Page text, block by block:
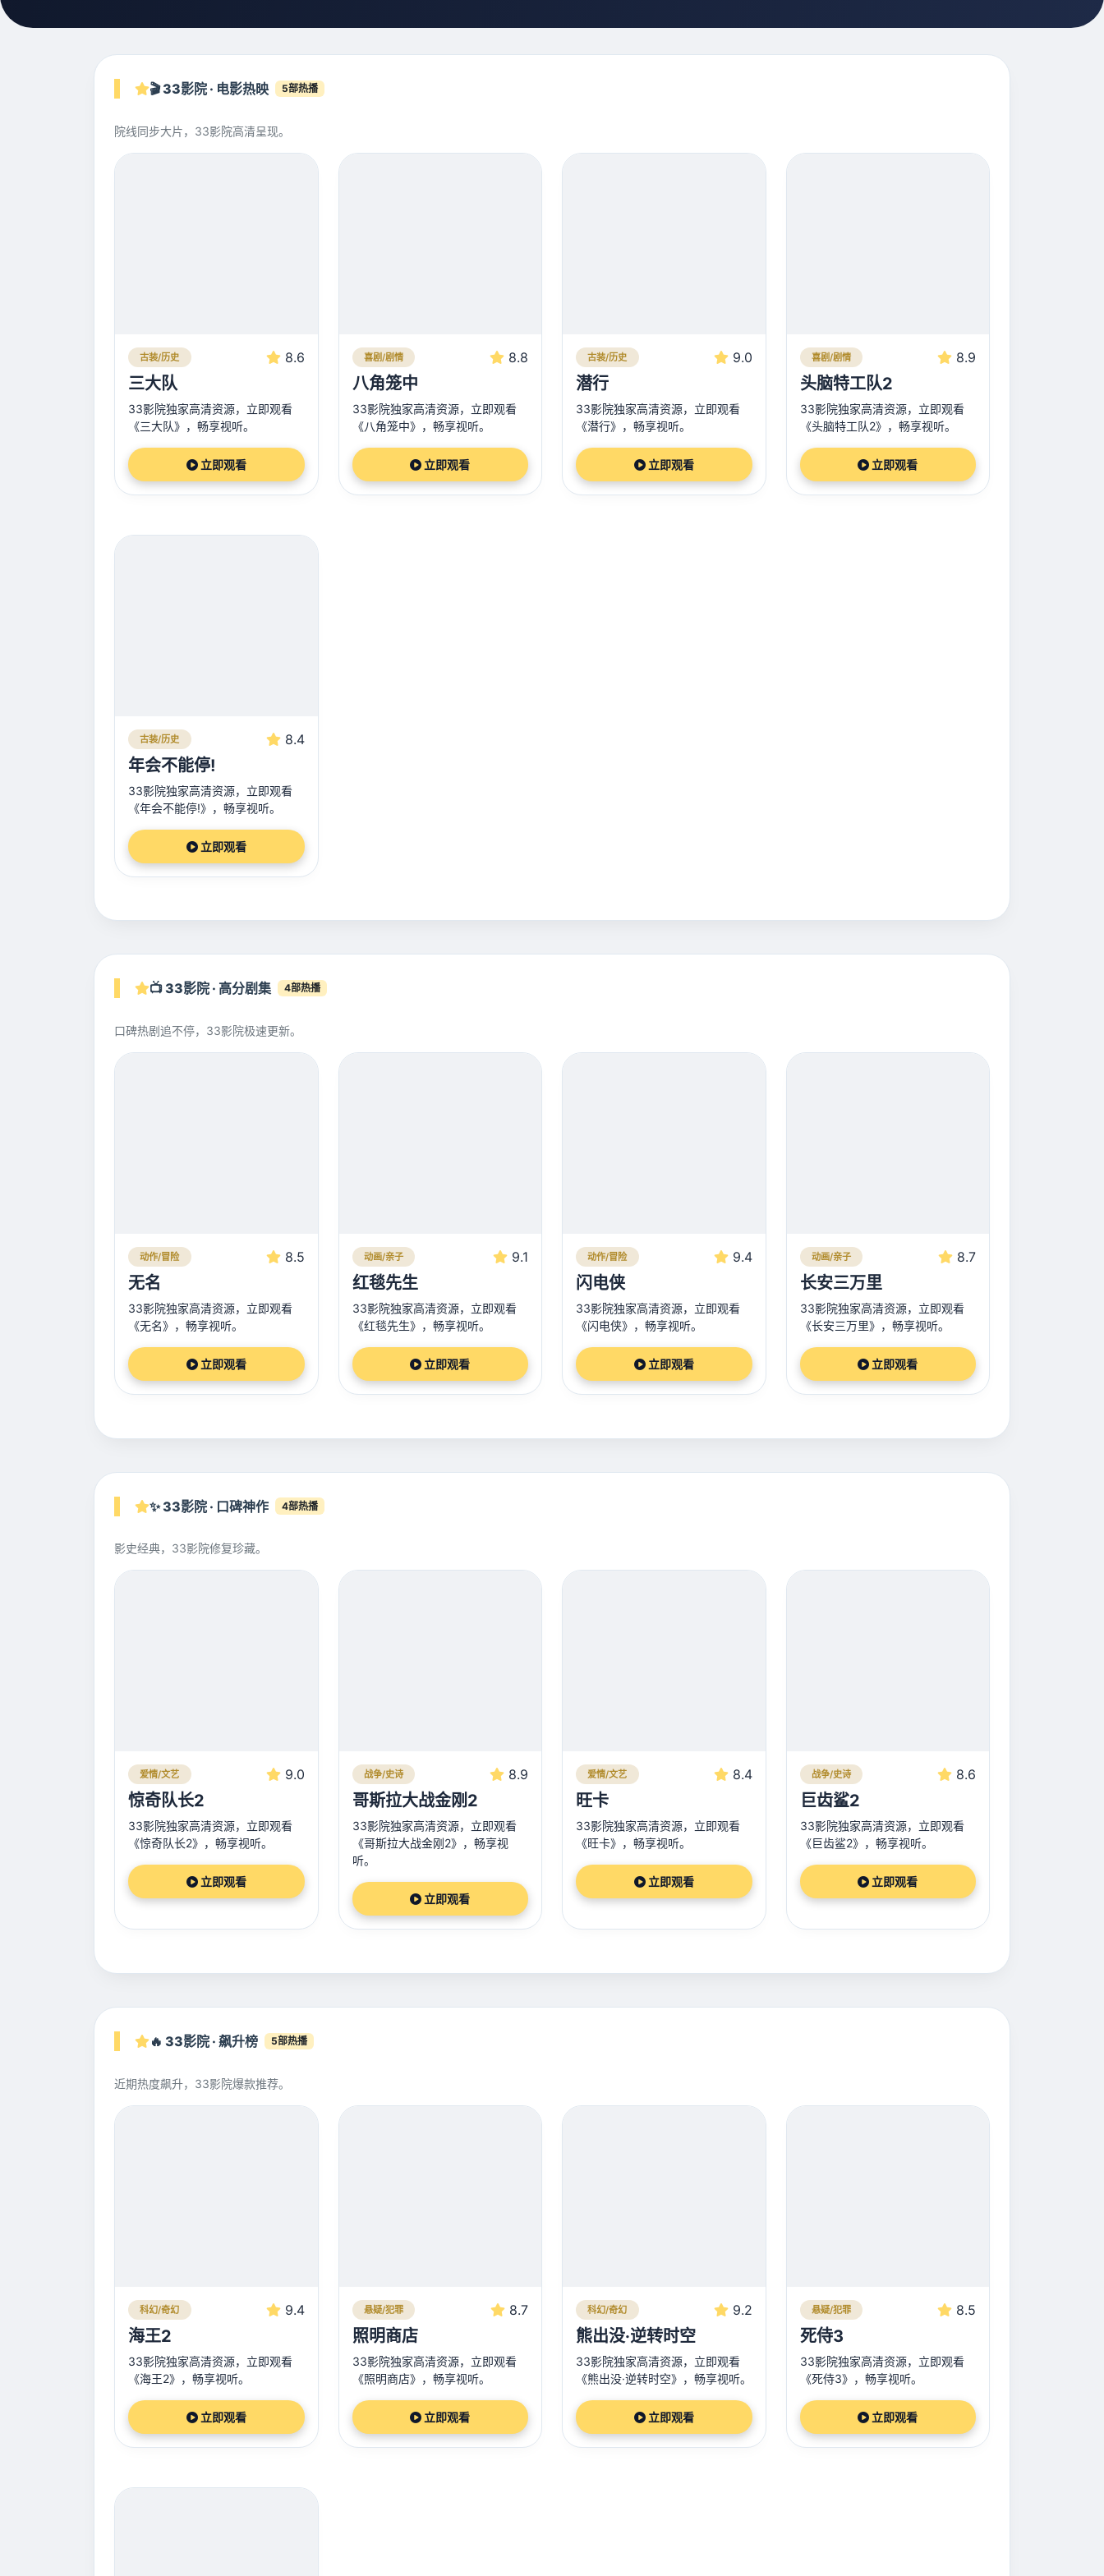
🎬 33影院 · 电影热映 5部热播
院线同步大片，33影院高清呈现。
古装/历史 8.6
三大队
33影院独家高清资源，立即观看
《三大队》，畅享视听。
立即观看
喜剧/剧情 8.8
八角笼中
33影院独家高清资源，立即观看
《八角笼中》，畅享视听。
立即观看
古装/历史 9.0
潜行
33影院独家高清资源，立即观看
《潜行》，畅享视听。
立即观看
喜剧/剧情 8.9
头脑特工队2
33影院独家高清资源，立即观看
《头脑特工队2》，畅享视听。
立即观看
古装/历史 8.4
年会不能停!
33影院独家高清资源，立即观看
《年会不能停!》，畅享视听。
立即观看
📺 33影院 · 高分剧集 4部热播
口碑热剧追不停，33影院极速更新。
动作/冒险 8.5
无名
33影院独家高清资源，立即观看
《无名》，畅享视听。
立即观看
动画/亲子 9.1
红毯先生
33影院独家高清资源，立即观看
《红毯先生》，畅享视听。
立即观看
动作/冒险 9.4
闪电侠
33影院独家高清资源，立即观看
《闪电侠》，畅享视听。
立即观看
动画/亲子 8.7
长安三万里
33影院独家高清资源，立即观看
《长安三万里》，畅享视听。
立即观看
✨ 33影院 · 口碑神作 4部热播
影史经典，33影院修复珍藏。
爱情/文艺 9.0
惊奇队长2
33影院独家高清资源，立即观看
《惊奇队长2》，畅享视听。
立即观看
战争/史诗 8.9
哥斯拉大战金刚2
33影院独家高清资源，立即观看
《哥斯拉大战金刚2》，畅享视
听。
立即观看
爱情/文艺 8.4
旺卡
33影院独家高清资源，立即观看
《旺卡》，畅享视听。
立即观看
战争/史诗 8.6
巨齿鲨2
33影院独家高清资源，立即观看
《巨齿鲨2》，畅享视听。
立即观看
🔥 33影院 · 飙升榜 5部热播
近期热度飙升，33影院爆款推荐。
科幻/奇幻 9.4
海王2
33影院独家高清资源，立即观看
《海王2》，畅享视听。
立即观看
悬疑/犯罪 8.7
照明商店
33影院独家高清资源，立即观看
《照明商店》，畅享视听。
立即观看
科幻/奇幻 9.2
熊出没·逆转时空
33影院独家高清资源，立即观看
《熊出没·逆转时空》，畅享视听。
立即观看
悬疑/犯罪 8.5
死侍3
33影院独家高清资源，立即观看
《死侍3》，畅享视听。
立即观看